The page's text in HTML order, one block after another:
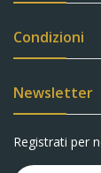
Condizioni
Newsletter
Registrati per